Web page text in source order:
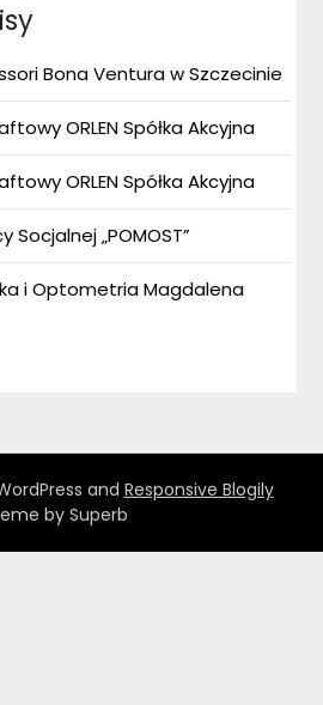
Bona Ventura w Szczecinie
ORLEN Spółka Akcyjna
ORLEN Spółka Akcyjna
Socjalnej „POMOST”
i Optometria Magdalena
and Responsive Blogily
by Superb